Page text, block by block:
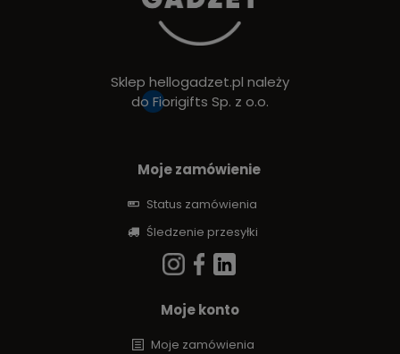
Sklep hellogadzet.pl należy
do Fiorigifts Sp. z o.o.
Moje zamówienie
Status zamówienia
Śledzenie przesyłki
Moje konto
Moje zamówienia